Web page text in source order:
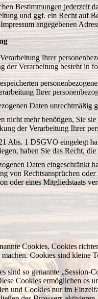
Bestimmungen jederzeit
und ggf. ein Recht auf
angegebenen
Ihrer
der Verarbeitung besteht in
Ihrer
Daten
nicht mehr benötigen, Sie
der Verarbeitung Ihrer
Abs. 1 DSGVO eingelegt
haben Sie das Recht,
Daten
von Rechtsansprüchen
oder eines Mitgliedstaats
Cookies. Cookies
Cookies sind kleine
sind so genannte
Cookies ermöglichen
und Cookies nur im